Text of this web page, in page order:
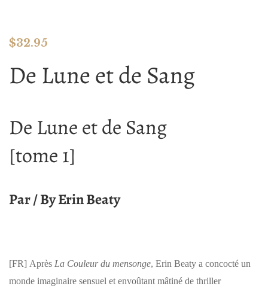
$32.95
De Lune et de Sang
De Lune et de Sang
[tome 1]
Par / By Erin Beaty
[FR] Après La Couleur du mensonge, Erin Beaty a concocté un
monde imaginaire sensuel et envoûtant mâtiné de thriller